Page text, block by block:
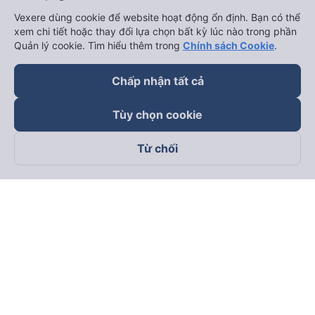
Theo dõi chúng tôi trên
Vexere dùng cookie để website hoạt động ổn định. Bạn có thể
xem chi tiết hoặc thay đổi lựa chọn bất kỳ lúc nào trong phần
Quản lý cookie. Tìm hiểu thêm trong Chính sách Cookie.
Chấp nhận tất cả
Tùy chọn cookie
Từ chối